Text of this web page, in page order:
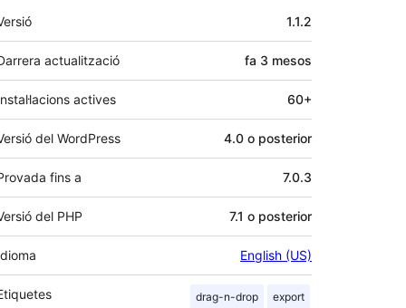
1.1.2
actualització fa 3 mesos
actives 60+
del WordPress 4.0 o posterior
fins a 7.0.3
del PHP 7.1 o posterior
English (US)
drag-n-drop export